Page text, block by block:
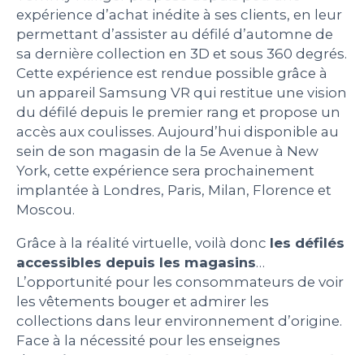
PEOPLE
LE BILLET DU LUNDI
CONTACT
Mentions légales
Politique de protection des données
Plan du site
expérience d’achat inédite à ses clients, en leur
permettant d’assister au défilé d’automne de
sa dernière collection en 3D et sous 360 degrés.
Cette expérience est rendue possible grâce à
un appareil Samsung VR qui restitue une vision
du défilé depuis le premier rang et propose un
accès aux coulisses. Aujourd’hui disponible au
sein de son magasin de la 5e Avenue à New
York, cette expérience sera prochainement
implantée à Londres, Paris, Milan, Florence et
Moscou.
Grâce à la réalité virtuelle, voilà donc les défilés
accessibles depuis les magasins…
L’opportunité pour les consommateurs de voir
les vêtements bouger et admirer les
collections dans leur environnement d’origine.
Face à la nécessité pour les enseignes